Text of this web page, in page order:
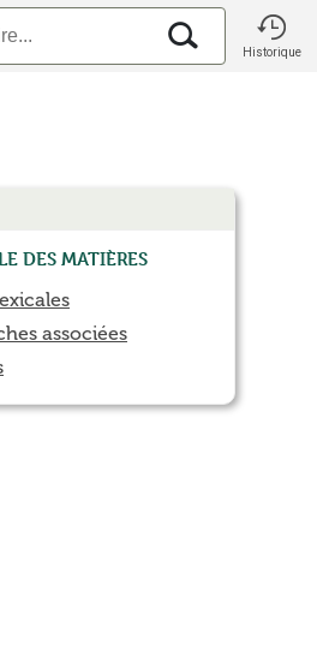
Historique
des matières
associées